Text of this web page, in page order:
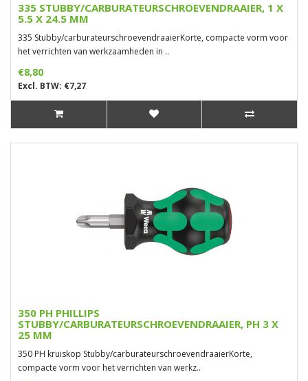
335 STUBBY/CARBURATEURSCHROEVENDRAAIER, 1 X
5.5 X 24.5 MM
335 Stubby/carburateurschroevendraaierKorte, compacte vorm voor
het verrichten van werkzaamheden in ..
€8,80
Excl. BTW: €7,27
350 PH PHILLIPS
STUBBY/CARBURATEURSCHROEVENDRAAIER, PH 3 X
25 MM
350 PH kruiskop Stubby/carburateurschroevendraaierKorte,
compacte vorm voor het verrichten van werkz..